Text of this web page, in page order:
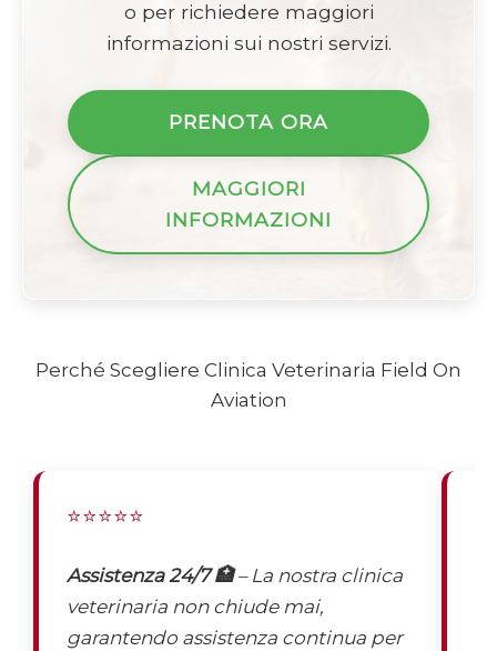
o per richiedere maggiori
informazioni sui nostri servizi.
PRENOTA ORA
MAGGIORI
INFORMAZIONI
Perché Scegliere Clinica Veterinaria Field On
Aviation
⭐⭐⭐⭐⭐
Assistenza 24/7 🏥– La nostra clinica
veterinaria non chiude mai,
garantendo assistenza continua per